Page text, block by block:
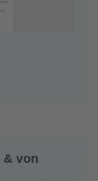
& von